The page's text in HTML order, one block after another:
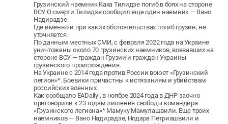
Грузинский наемник Каха Тилидзе погиб в боях на стороне
ВСУ. О смерти Тилидзе сообщил еще один наемник — Вано
Надирадзе.
Где именно и при каких обстоятельствах погиб грузин, не
уточняется.
По данным местных СМИ, с февраля 2022 года на Украине
уничтожены около 70 грузинских наемников, воевавших на
стороне ВСУ — граждан Грузии и граждан Украины
грузинского происхождения.
На Украине с 2014 года против России воюет «Грузинский
легион»*. Боевики причастны к истязаниям и убийствам
российских военных.
Как сообщало EADaily , в ноябре 2024 года в ДНР заочно
приговорили к 23 годам лишения свободы командира
«Грузинского легиона»* Мамуку Мамулашвили. Еще троих
наемников — Вано Надирадзе, Нодара Петриашвили и